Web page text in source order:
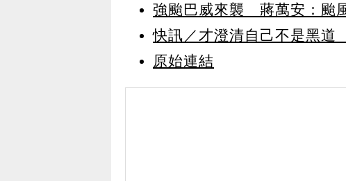
強颱巴威來襲 蔣萬安：颱
快訊／才澄清自己不是黑
原始連結